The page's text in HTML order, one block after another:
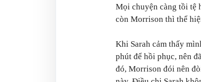
Mọi chuyện càng tồi tệ
còn Morrison thì thể
Khi Sarah cảm thấy
phút để hồi phục, nên
đó, Morrison đói nên